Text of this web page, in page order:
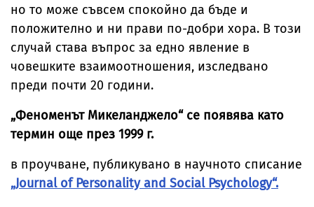
но то може съвсем спокойно да бъде и
положително и ни прави по-добри хора. В този
случай става въпрос за едно явление в
човешките взаимоотношения, изследвано
преди почти 20 години.
„Феноменът Микеланджело“ се появява като
термин още през 1999 г.
в проучване, публикувано в научното списание
„Journal of Personality and Social Psychology“.